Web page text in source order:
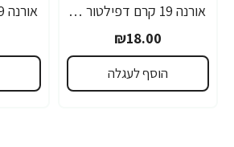
אורנה 19 קרם דפילטור לעור רגיש 80 גרם
₪18.00
הוסף לעגלה